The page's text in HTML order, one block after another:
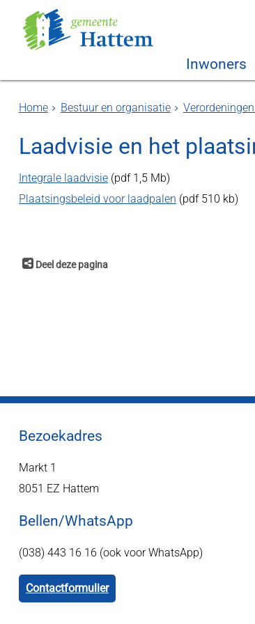
Inwoners
Home Bestuur en organisatie
Laadvisie en het
Integrale laadvisie(pdf 1,5 Mb)
Plaatsingsbeleid voor laadpalen (pdf 510 kb)
Deel deze pagina
Bezoekadres
Markt 1
8051 EZ Hattem
Bellen/WhatsApp
(038) 443 16 16 (ook voor WhatsApp)
Contactformulier